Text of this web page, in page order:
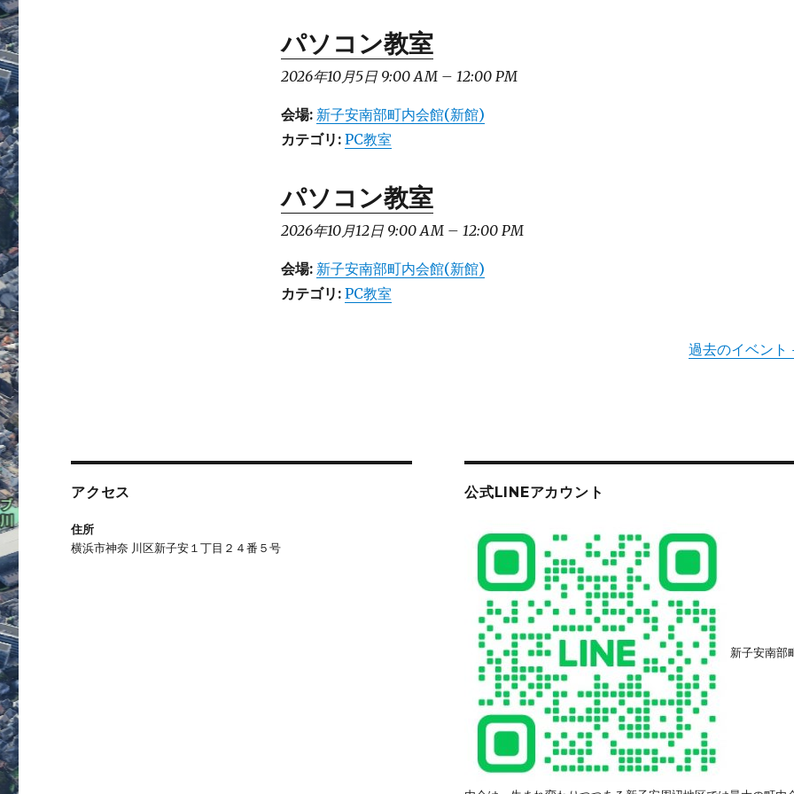
パソコン教室
2026年10月5日 9:00 AM– 12:00 PM
会場: 新子安南部町内会館(新館)
カテゴリ: PC教室
パソコン教室
2026年10月12日 9:00 AM– 12:00 PM
会場: 新子安南部町内会館(新館)
カテゴリ: PC教室
過去のイベント
アクセス
住所
横浜市神奈 川区新子安１丁目２４番５号
公式LINEアカウント
新子安南部